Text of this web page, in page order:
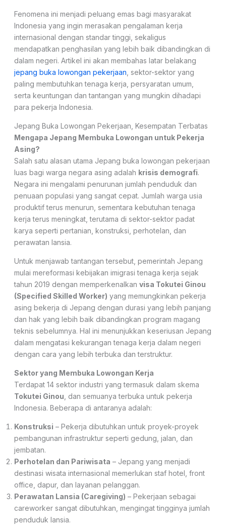
Fenomena ini menjadi peluang emas bagi masyarakat
Indonesia yang ingin merasakan pengalaman kerja
internasional dengan standar tinggi, sekaligus
mendapatkan penghasilan yang lebih baik dibandingkan di
dalam negeri. Artikel ini akan membahas latar belakang
jepang buka lowongan pekerjaan , sektor-sektor yang
paling membutuhkan tenaga kerja, persyaratan umum,
serta keuntungan dan tantangan yang mungkin dihadapi
para pekerja Indonesia.
Jepang Buka Lowongan Pekerjaan, Kesempatan Terbatas
Mengapa Jepang Membuka Lowongan untuk Pekerja
Asing?
Salah satu alasan utama Jepang buka lowongan pekerjaan
luas bagi warga negara asing adalah krisis demografi.
Negara ini mengalami penurunan jumlah penduduk dan
penuaan populasi yang sangat cepat. Jumlah warga usia
produktif terus menurun, sementara kebutuhan tenaga
kerja terus meningkat, terutama di sektor-sektor padat
karya seperti pertanian, konstruksi, perhotelan, dan
perawatan lansia.
Untuk menjawab tantangan tersebut, pemerintah Jepang
mulai mereformasi kebijakan imigrasi tenaga kerja sejak
tahun 2019 dengan memperkenalkan visa Tokutei Ginou
(Specified Skilled Worker) yang memungkinkan pekerja
asing bekerja di Jepang dengan durasi yang lebih panjang
dan hak yang lebih baik dibandingkan program magang
teknis sebelumnya. Hal ini menunjukkan keseriusan Jepang
dalam mengatasi kekurangan tenaga kerja dalam negeri
dengan cara yang lebih terbuka dan terstruktur.
Sektor yang Membuka Lowongan Kerja
Terdapat 14 sektor industri yang termasuk dalam skema
Tokutei Ginou , dan semuanya terbuka untuk pekerja
Indonesia. Beberapa di antaranya adalah:
Konstruksi – Pekerja dibutuhkan untuk proyek-proyek
pembangunan infrastruktur seperti gedung, jalan, dan
jembatan.
Perhotelan dan Pariwisata – Jepang yang menjadi
destinasi wisata internasional memerlukan staf hotel, front
office, dapur, dan layanan pelanggan.
Perawatan Lansia (Caregiving) – Pekerjaan sebagai
careworker sangat dibutuhkan, mengingat tingginya jumlah
penduduk lansia.